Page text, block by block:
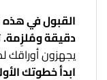
القبول في هذه
دقيقة ومُلزِمة.
يجهزون أوراقك
ابدأ خطوتك